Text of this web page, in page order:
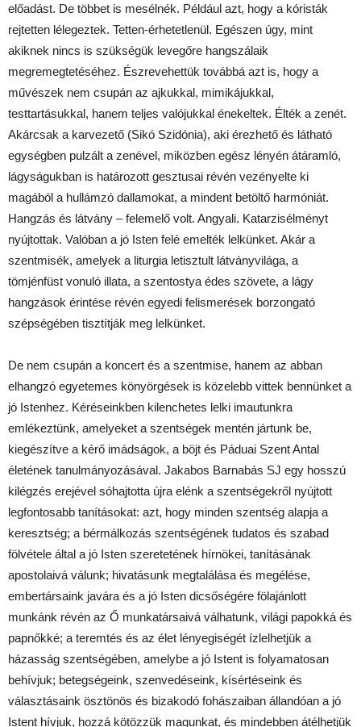
előadást. De többet is mesélnék. Például azt, hogy a kóristák
rejtetten lélegeztek. Tetten-érhetetlenül. Egészen úgy, mint
akiknek nincs is szükségük levegőre hangszálaik
megremegtetéséhez. Észrevehettük továbbá azt is, hogy a
művészek nem csupán az ajkukkal, mimikájukkal,
testtartásukkal, hanem teljes valójukkal énekeltek. Élték a zenét.
Akárcsak a karvezető (Sikó Szidónia), aki érezhető és látható
egységben pulzált a zenével, miközben egész lényén átáramló,
lágyságukban is határozott gesztusai révén vezényelte ki
magából a hullámzó dallamokat, a mindent betöltő harmóniát.
Hangzás és látvány – felemelő volt. Angyali. Katarzisélményt
nyújtottak. Valóban a jó Isten felé emelték lelkünket. Akár a
szentmisék, amelyek a liturgia letisztult látványvilága, a
tömjénfüst vonuló illata, a szentostya édes szövete, a lágy
hangzások érintése révén egyedi felismerések borzongató
szépségében tisztítják meg lelkünket.
De nem csupán a koncert és a szentmise, hanem az abban
elhangzó egyetemes könyörgések is közelebb vittek bennünket a
jó Istenhez. Kéréseinkben kilenchetes lelki imautunkra
emlékeztünk, amelyeket a szentségek mentén jártunk be,
kiegészítve a kérő imádságok, a böjt és Páduai Szent Antal
életének tanulmányozásával. Jakabos Barnabás SJ egy hosszú
kilégzés erejével sóhajtotta újra elénk a szentségekről nyújtott
legfontosabb tanításokat: azt, hogy minden szentség alapja a
keresztség; a bérmálkozás szentségének tudatos és szabad
fölvétele által a jó Isten szeretetének hírnökei, tanításának
apostolaivá válunk; hivatásunk megtalálása és megélése,
embertársaink javára és a jó Isten dicsőségére fölajánlott
munkánk révén az Ő munkatársaivá válhatunk, világi papokká és
papnőkké; a teremtés és az élet lényegiségét ízlelhetjük a
házasság szentségében, amelybe a jó Istent is folyamatosan
behívjuk; betegségeink, szenvedéseink, kísértéseink és
választásaink ösztönös és bizakodó fohászaiban állandóan a jó
Istent hívjuk, hozzá kötözzük magunkat, és mindebben átélhetjük